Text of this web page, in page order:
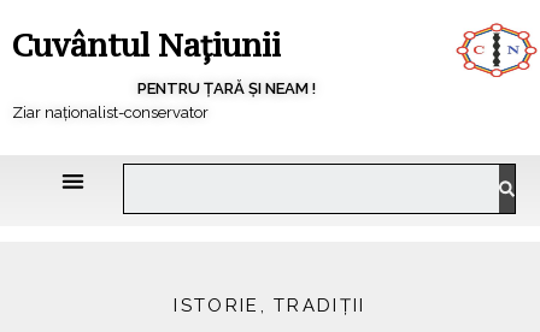
Cuvântul Națiunii
PENTRU ȚARĂ ȘI NEAM !
Ziar naționalist-conservator
ISTORIE ,TRADIȚII